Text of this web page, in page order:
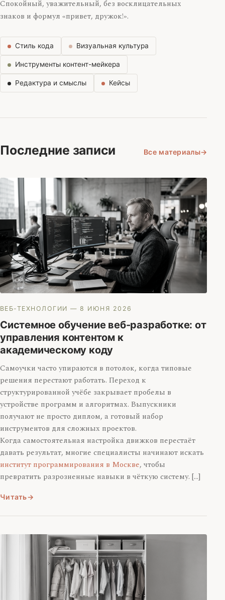
Спокойный, уважительный, без восклицательных
знаков и формул «привет, дружок!».
Стиль кода Визуальная культура
Инструменты контент-мейкера
Редактура и смыслы Кейсы
Последние записи Все материалы
ВЕБ-ТЕХНОЛОГИИ — 8 ИЮНЯ 2026
Системное обучение веб-разработке: от
управления контентом к
академическому коду
Самоучки часто упираются в потолок, когда типовые
решения перестают работать. Переход к
структурированной учёбе закрывает пробелы в
устройстве программ и алгоритмах. Выпускники
получают не просто диплом, а готовый набор
инструментов для сложных проектов.
Когда самостоятельная настройка движков перестаёт
давать результат, многие специалисты начинают искать
институт программирования в Москве, чтобы
превратить разрозненные навыки в чёткую систему. […]
Читать